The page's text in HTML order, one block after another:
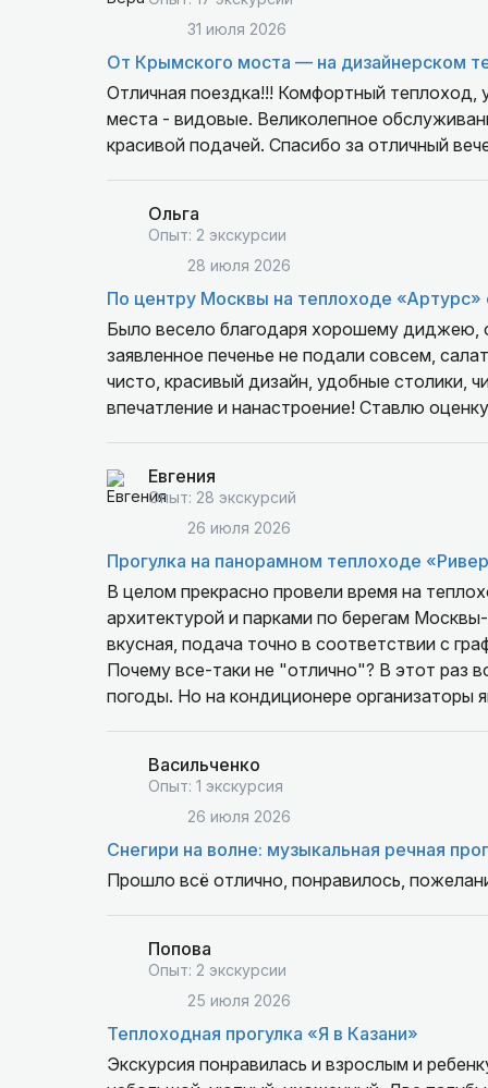
31 июля 2026
От Крымского моста — на дизайнерском
Отличная поездка!!! Комфортный теплоход,
места - видовые. Великолепное
красивой подачей. Спасибо за отличный
Ольга
Опыт: 2 экскурсии
28 июля 2026
По центру Москвы на теплоходе
Было весело благодаря хорошему диджею,
заявленное печенье не подали совсем,
чисто, красивый дизайн, удобные столики,
впечатление и нанастроение! Ставлю
Евгения
Опыт: 28 экскурсий
26 июля 2026
Прогулка на панорамном теплоходе
В целом прекрасно провели время на
архитектурой и парками по берегам
вкусная, подача точно в соответствии с
Почему все-таки не "отлично"? В этот раз
погоды. Но на кондиционере организаторы
аудиогид, не мешающий окружающим, был
что и что-то узнавать о них.
Васильченко
Опыт: 1 экскурсия
26 июля 2026
Снегири на волне: музыкальная речная
Прошло всё отлично, понравилось,
Попова
Опыт: 2 экскурсии
25 июля 2026
Теплоходная прогулка «Я в Казани»
Экскурсия понравилась и взрослым и ребенку. Длилась 1.5 часа, больше и не нужно.